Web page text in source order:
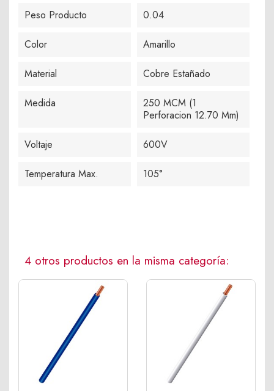
Peso Producto 0.04
Color Amarillo
Material Cobre Estañado
Medida
250 MCM (1
Perforacion 12.70 Mm)
Voltaje 600V
Temperatura Max. 105°
4 otros productos en la misma categoría: